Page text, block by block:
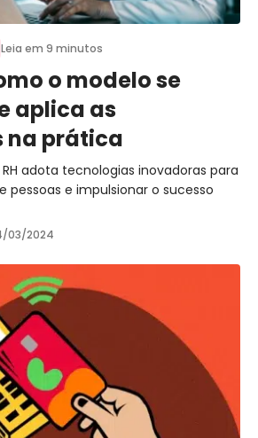
Leia em 9 minutos
o modelo se
aplica as
na prática
adota tecnologias inovadoras para
pessoas e impulsionar o sucesso
03/2024